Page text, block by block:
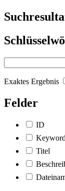
Exaktes Ergebnis
Felder
ID
Titel